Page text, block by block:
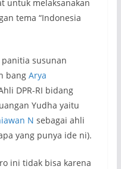
untuk melaksanakan
tema “Indonesia
susunan
bang Arya
DPR-RI bidang
Yudha yaitu
N sebagai ahli
yang punya ide ni).
ini tidak bisa karena